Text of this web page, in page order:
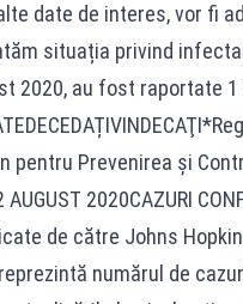
date de interes, vor fi
situația privind
2020, au fost raportate
pentru Prevenirea și
AUGUST 2020CAZURI
de către Johns
numărul de